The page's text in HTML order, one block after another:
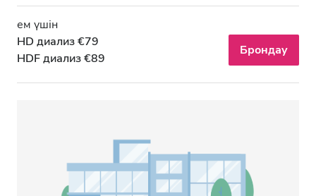
ем үшін
HD диализ €79
HDF диализ €89
Брондау